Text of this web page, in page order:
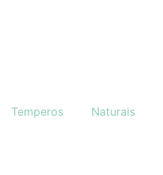
Temperos Naturais